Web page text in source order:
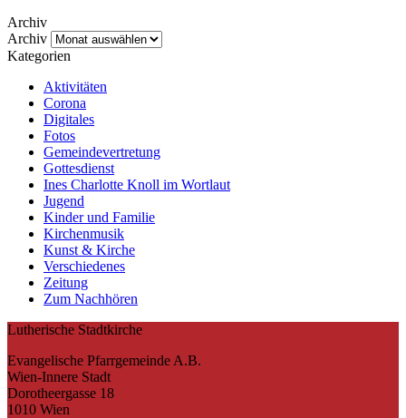
Archiv
Archiv
Kategorien
Aktivitäten
Corona
Digitales
Fotos
Gemeindevertretung
Gottesdienst
Ines Charlotte Knoll im Wortlaut
Jugend
Kinder und Familie
Kirchenmusik
Kunst & Kirche
Verschiedenes
Zeitung
Zum Nachhören
Lutherische Stadtkirche
Evangelische Pfarrgemeinde A.B.
Wien-Innere Stadt
Dorotheergasse 18
1010 Wien